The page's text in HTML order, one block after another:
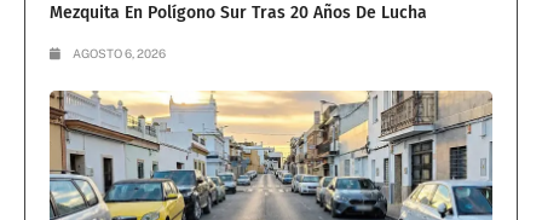
Mezquita En Polígono Sur Tras 20 Años De Lucha
AGOSTO 6, 2026